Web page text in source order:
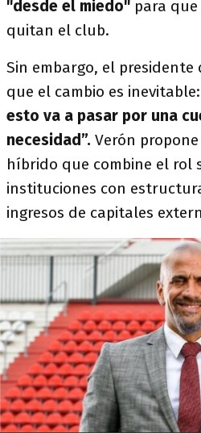
"desde el miedo" para
quitan el club.
Sin embargo, el
que el cambio es inevitable:
esto va a pasar por una
necesidad”. Verón
híbrido que combine el rol
instituciones con
ingresos de capitales